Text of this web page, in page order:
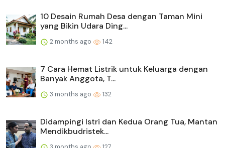
10 Desain Rumah Desa dengan Taman Mini
yang Bikin Udara Ding...
2 months ago 142
7 Cara Hemat Listrik untuk Keluarga dengan
Banyak Anggota, T...
3 months ago 132
Didampingi Istri dan Kedua Orang Tua, Mantan
Mendikbudristek...